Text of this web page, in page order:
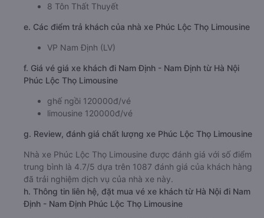
8 Tôn Thất Thuyết
e. Các điểm trả khách của nhà xe Phúc Lộc Thọ Limousine
VP Nam Định (LV)
f. Giá vé giá xe khách đi Nam Định - Nam Định từ Hà Nội
Phúc Lộc Thọ Limousine
ghế ngồi 120000đ/vé
limousine 120000đ/vé
g. Review, đánh giá chất lượng xe Phúc Lộc Thọ Limousine
Nhà xe Phúc Lộc Thọ Limousine được đánh giá với số điểm
trung bình là 4.7/5 dựa trên 1087 đánh giá của khách hàng
đã trải nghiệm dịch vụ của nhà xe này.
h. Thông tin liên hệ, đặt mua vé xe khách từ Hà Nội đi Nam
Định - Nam Định Phúc Lộc Thọ Limousine